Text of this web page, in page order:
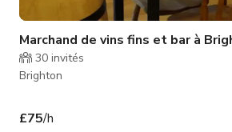
Marchand de vins fins et bar à
30 invités
Brighton
£75/h